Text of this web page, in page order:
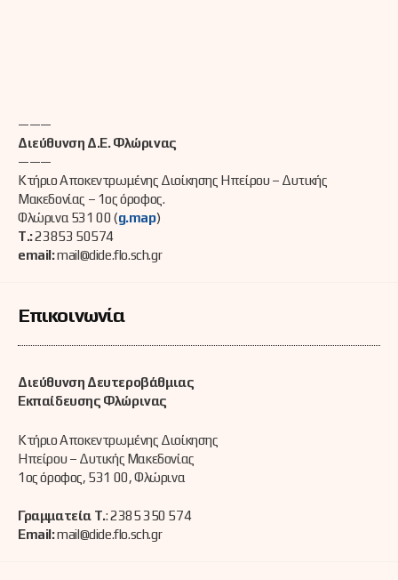
———
Διεύθυνση Δ.Ε. Φλώρινας
———
Κτήριο Αποκεντρωμένης Διοίκησης Ηπείρου – Δυτικής
Μακεδονίας – 1ος όροφος.
Φλώρινα 531 00 (g.map)
Τ.:23853 50574
email:mail@dide.flo.sch.gr
Επικοινωνία
Διεύθυνση Δευτεροβάθμιας
Εκπαίδευσης Φλώρινας
Κτήριο Αποκεντρωμένης Διοίκησης
Ηπείρου – Δυτικής Μακεδονίας
1ος όροφος, 531 00, Φλώρινα
Γραμματεία Τ.: 2385 350 574
Email:mail@dide.flo.sch.gr